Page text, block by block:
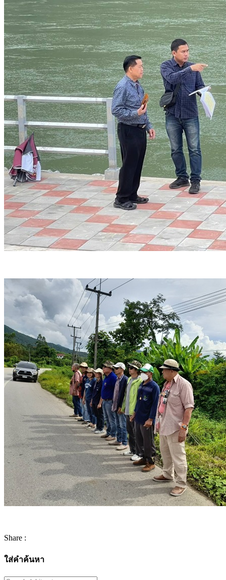
Share :
ใส่คำค้นหา